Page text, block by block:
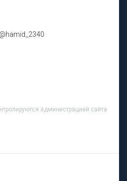
администрацией сайта